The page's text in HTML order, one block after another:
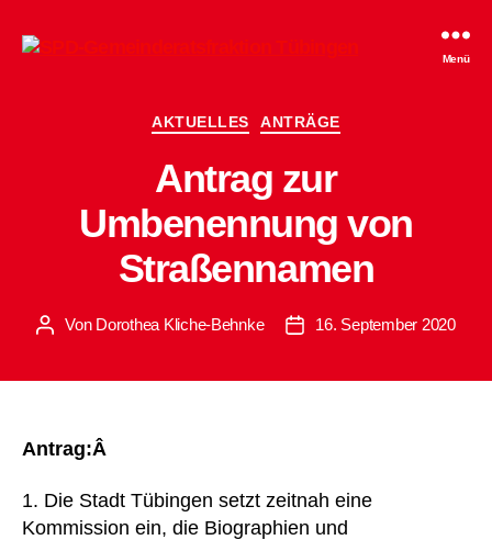
SPD-
Menü
Kategorien
AKTUELLES ANTRÄGE
Antrag zur
Umbenennung von
Straßennamen
Beitragsautor
Von Dorothea Kliche-Behnke Beitragsdatum
16. September 2020
Antrag:Â
1. Die Stadt Tübingen setzt zeitnah eine
Kommission ein, die Biographien und